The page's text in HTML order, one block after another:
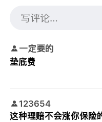
一定要的
垫底费
123654
这种理赔不会涨你保险